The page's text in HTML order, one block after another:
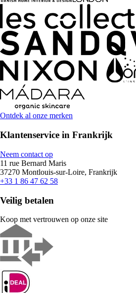
Ontdek al onze merken
Klantenservice in Frankrijk
Neem contact op
11 rue Bernard Maris
37270 Montlouis-sur-Loire, Frankrijk
+33 1 86 47 62 58
Veilig betalen
Koop met vertrouwen op onze site